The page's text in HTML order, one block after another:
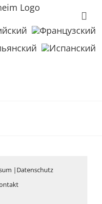
| Datenschutz